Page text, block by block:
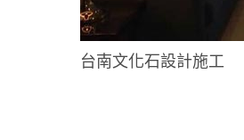
台南文化石設計施工